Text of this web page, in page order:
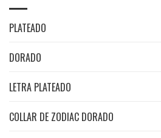
PLATEADO
DORADO
LETRA PLATEADO
COLLAR DE ZODIAC DORADO